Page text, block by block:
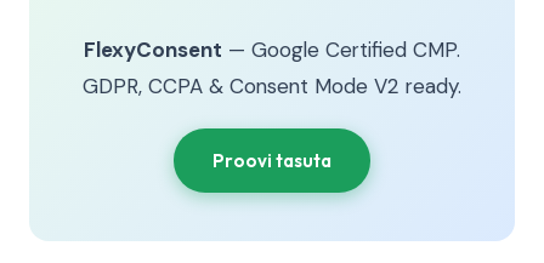
FlexyConsent — Google Certified CMP.
GDPR, CCPA & Consent Mode V2 ready.
Proovi tasuta